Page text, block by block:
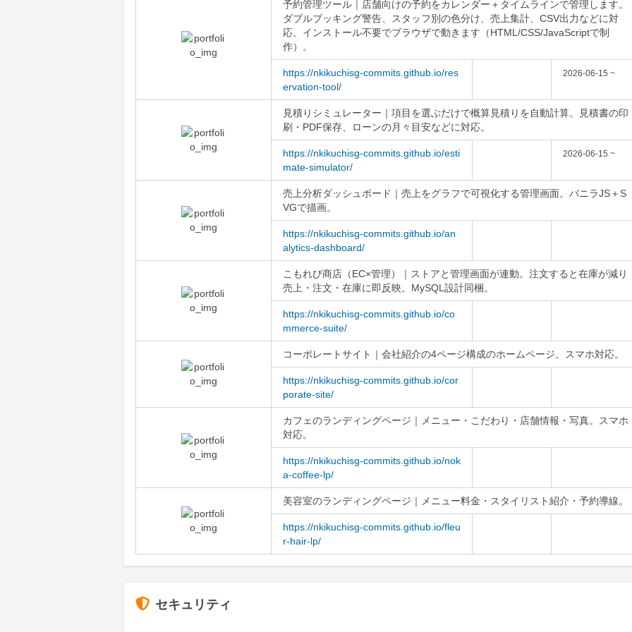
予約管理ツール｜店舗向けの予約をカレンダー＋タイムラインで管理します。
ダブルブッキング警告、スタッフ別の色分け、売上集計、CSV出力などに対
応。インストール不要でブラウザで動きます（HTML/CSS/JavaScriptで制
作）。
https://nkikuchisg-commits.github.io/res
ervation-tool/
2026-06-15 ~
見積りシミュレーター｜項目を選ぶだけで概算見積りを自動計算。見積書の印
刷・PDF保存、ローンの月々目安などに対応。
https://nkikuchisg-commits.github.io/esti
mate-simulator/
2026-06-15 ~
売上分析ダッシュボード｜売上をグラフで可視化する管理画面。バニラJS＋S
VGで描画。
https://nkikuchisg-commits.github.io/an
alytics-dashboard/
こもれび商店（EC×管理）｜ストアと管理画面が連動。注文すると在庫が減り
売上・注文・在庫に即反映。MySQL設計同梱。
https://nkikuchisg-commits.github.io/co
mmerce-suite/
コーポレートサイト｜会社紹介の4ページ構成のホームページ。スマホ対応。
https://nkikuchisg-commits.github.io/cor
porate-site/
カフェのランディングページ｜メニュー・こだわり・店舗情報・写真。スマホ
対応。
https://nkikuchisg-commits.github.io/nok
a-coffee-lp/
美容室のランディングページ｜メニュー料金・スタイリスト紹介・予約導線。
https://nkikuchisg-commits.github.io/fleu
r-hair-lp/
セキュリティ